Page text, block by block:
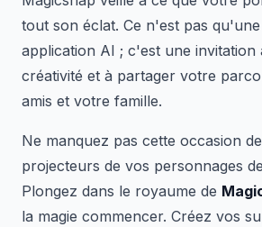
tout son éclat. Ce n'est pas qu'une
application AI ; c'est une
créativité et à partager votre
amis et votre famille.
Ne manquez pas cette occasion
projecteurs de vos personnages
Plongez dans le royaume de
la magie commencer. Créez vos